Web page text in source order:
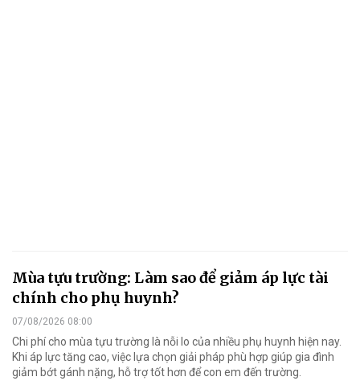
Mùa tựu trường: Làm sao để giảm áp lực tài
chính cho phụ huynh?
07/08/2026 08:00
Chi phí cho mùa tựu trường là nỗi lo của nhiều phụ huynh hiện nay.
Khi áp lực tăng cao, việc lựa chọn giải pháp phù hợp giúp gia đình
giảm bớt gánh nặng, hỗ trợ tốt hơn để con em đến trường.